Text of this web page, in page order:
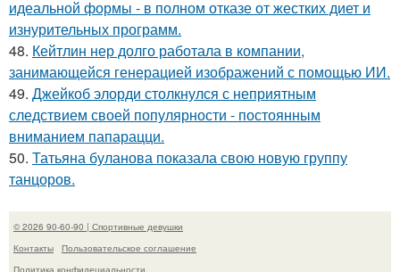
идеальной формы - в полном отказе от жестких диет и
изнурительных программ.
48. Кейтлин нер долго работала в компании,
занимающейся генерацией изображений с помощью ИИ.
49. Джейкоб элорди столкнулся с неприятным
следствием своей популярности - постоянным
вниманием папарацци.
50. Татьяна буланова показала свою новую группу
танцоров.
© 2026 90-60-90 | Спортивные девушки
Контакты
Пользовательское соглашение
Политика конфидециальности